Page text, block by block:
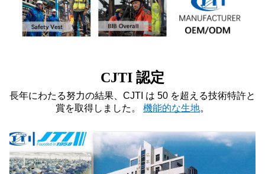
CJTI 認定
長年にわたる努力の結果、CJTI は 50 を超える技術特許と
賞を取得しました。 機能的な生地。